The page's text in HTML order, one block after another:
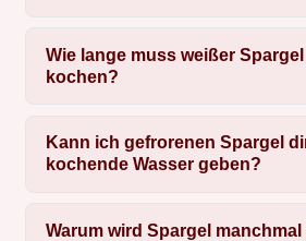
Wie lange muss weißer
kochen?
Kann ich gefrorenen Spargel
kochende Wasser geben?
Warum wird Spargel